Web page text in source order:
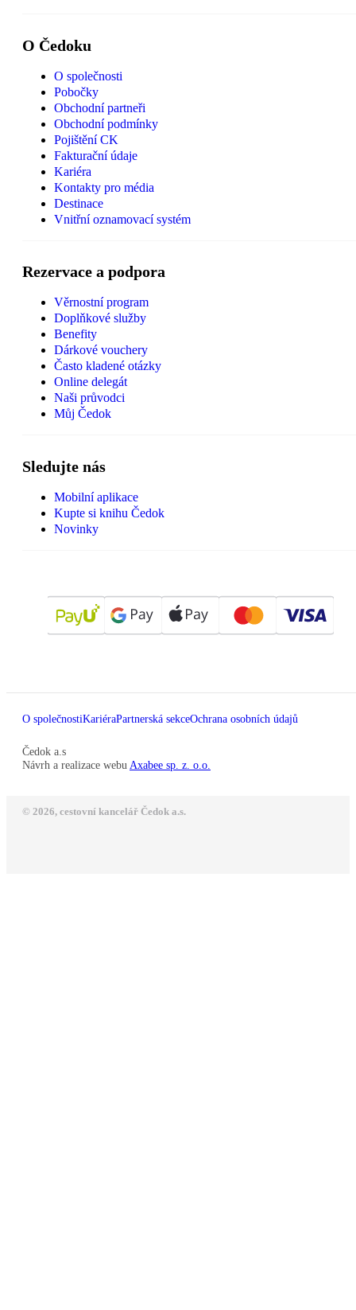
O Čedoku
O společnosti
Pobočky
Obchodní partneři
Obchodní podmínky
Pojištění CK
Fakturační údaje
Kariéra
Kontakty pro média
Destinace
Vnitřní oznamovací systém
Rezervace a podpora
Věrnostní program
Doplňkové služby
Benefity
Dárkové vouchery
Často kladené otázky
Online delegát
Naši průvodci
Můj Čedok
Sledujte nás
Mobilní aplikace
Kupte si knihu Čedok
Novinky
O společnostiKariéraPartnerská sekceOchrana osobních údajů
Čedok a.s
Návrh a realizace webu Axabee sp. z. o.o.
© 2026, cestovní kancelář Čedok a.s.